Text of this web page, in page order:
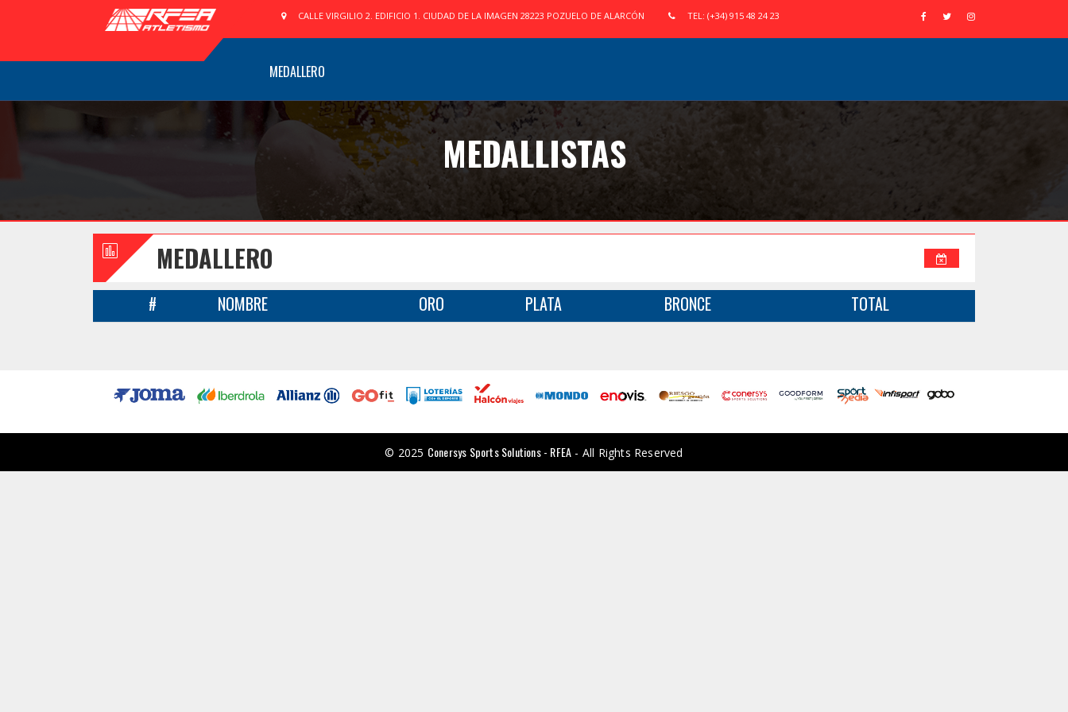
CALLE VIRGILIO 2. EDIFICIO 1. CIUDAD DE LA IMAGEN 28223 POZUELO DE ALARCÓN TEL: (+34) 915 48 24 23
MEDALLERO
MEDALLISTAS
MEDALLERO
# NOMBRE ORO PLATA BRONCE TOTAL
© 2025 Conersys Sports Solutions - RFEA - All Rights Reserved